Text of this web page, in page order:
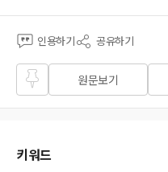
인용하기 공유하기
즐겨
찾기
원문보기
키워드